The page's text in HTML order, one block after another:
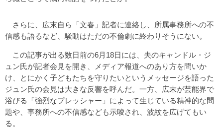
さらに、広末自ら「文春」記者に連絡し、所属事務所への不
信感も語るなど、騒動はただの不倫劇に終わりそうにない。
この記事が出る数日前の6月18日には、夫のキャンドル・ジ
ュン氏が記者会見を開き、メディア報道へのあり方を問いか
け、とにかく子どもたちを守りたいというメッセージを語った
ジュン氏の会見は大きな反響を呼んだ。一方、広末が芸能界で
浴びる「強烈なプレッシャー」によって生じている精神的な問
題や、事務所への不信感なども示唆され、波紋を広げてもい
る。